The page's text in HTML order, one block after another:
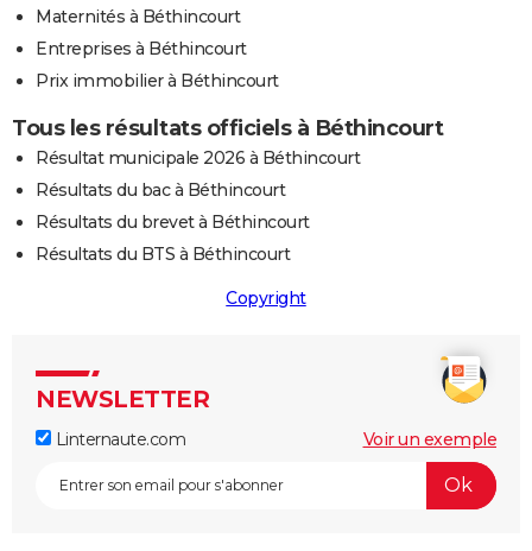
Maternités à Béthincourt
Entreprises à Béthincourt
Prix immobilier à Béthincourt
Tous les résultats officiels à Béthincourt
Résultat municipale 2026 à Béthincourt
Résultats du bac à Béthincourt
Résultats du brevet à Béthincourt
Résultats du BTS à Béthincourt
Copyright
NEWSLETTER
Linternaute.com Voir un exemple